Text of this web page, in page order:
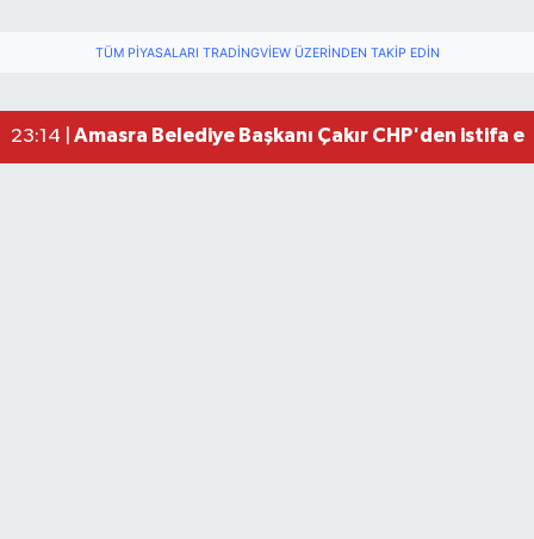
TÜM PIYASALARI TRADINGVIEW ÜZERINDEN TAKIP EDIN
23:14 | Amasra Belediye Başkanı Çakır CHP'den istifa